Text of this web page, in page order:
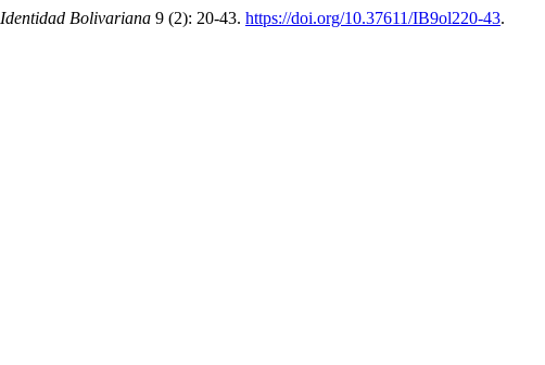
Identidad Bolivariana 9 (2): 20-43. https://doi.org/10.37611/IB9ol220-43.